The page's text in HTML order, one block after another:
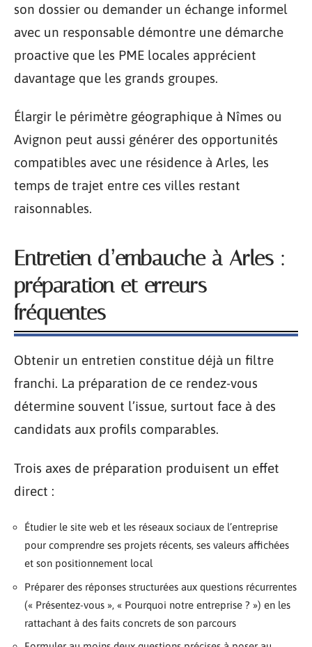
son dossier ou demander un échange informel
avec un responsable démontre une démarche
proactive que les PME locales apprécient
davantage que les grands groupes.
Élargir le périmètre géographique à Nîmes ou
Avignon peut aussi générer des opportunités
compatibles avec une résidence à Arles, les
temps de trajet entre ces villes restant
raisonnables.
Entretien d’embauche à Arles :
préparation et erreurs
fréquentes
Obtenir un entretien constitue déjà un filtre
franchi. La préparation de ce rendez-vous
détermine souvent l’issue, surtout face à des
candidats aux profils comparables.
Trois axes de préparation produisent un effet
direct :
Étudier le site web et les réseaux sociaux de l’entreprise
pour comprendre ses projets récents, ses valeurs affichées
et son positionnement local
Préparer des réponses structurées aux questions récurrentes
(« Présentez-vous », « Pourquoi notre entreprise ? ») en les
rattachant à des faits concrets de son parcours